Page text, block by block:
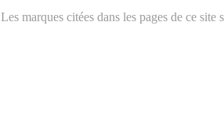
Les marques citées dans les pages de ce